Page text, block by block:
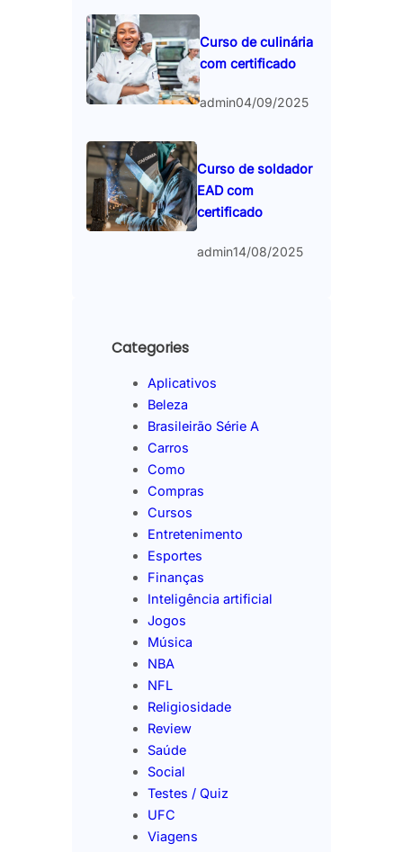
Curso de culinária
com certificado
admin04/09/2025
Curso de soldador
EAD com
certificado
admin14/08/2025
Categories
Aplicativos
Beleza
Brasileirão Série A
Carros
Como
Compras
Cursos
Entretenimento
Esportes
Finanças
Inteligência artificial
Jogos
Música
NBA
NFL
Religiosidade
Review
Saúde
Social
Testes / Quiz
UFC
Viagens